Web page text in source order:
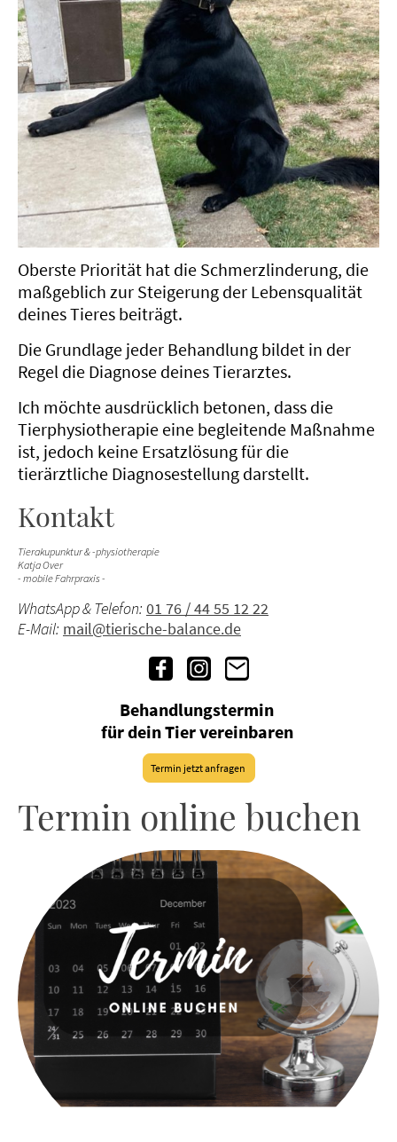
Oberste Priorität hat die Schmerzlinderung, die
maßgeblich zur Steigerung der Lebensqualität
deines Tieres beiträgt.
Die Grundlage jeder Behandlung bildet in der
Regel die Diagnose deines Tierarztes.
Ich möchte ausdrücklich betonen, dass die
Tierphysiotherapie eine begleitende Maßnahme
ist, jedoch keine Ersatzlösung für die
tierärztliche Diagnosestellung darstellt.
Kontakt
Tierakupunktur & -physiotherapie
Katja Over
- mobile Fahrpraxis -
WhatsApp & Telefon: 01 76 / 44 55 12 22
E-Mail: mail@tierische-balance.de
Behandlungstermin
für dein Tier vereinbaren
Termin jetzt anfragen
Termin online buchen